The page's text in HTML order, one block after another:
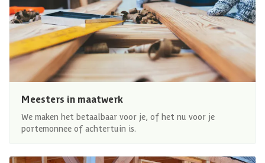
Meesters in maatwerk
We maken het betaalbaar voor je, of het nu voor je
portemonnee of achtertuin is.